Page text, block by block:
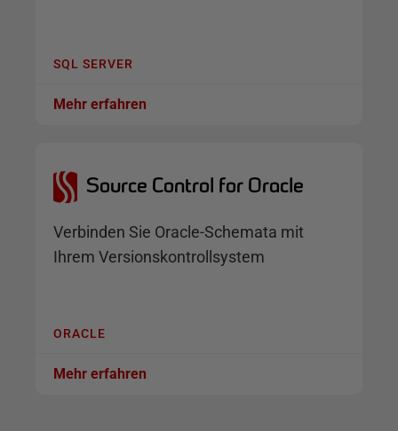
SQL SERVER
Mehr erfahren
Source Control for Oracle
Verbinden Sie Oracle-Schemata mit
Ihrem Versionskontrollsystem
ORACLE
Mehr erfahren